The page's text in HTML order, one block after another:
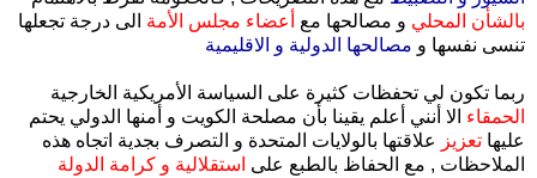
بالشأن المحلي و مصالحها مع أعضاء مجلس الأمة الى درجة تجعلها
تنسى نفسها و مصالحها الدولية و الاقليمية
ربما تكون لي تحفظات كثيرة على السياسة الأمريكية الخارجية
الحمقاء الا أنني أعلم يقينا بأن مصلحة الكويت و أمنها الدولي يحتم
عليها تعزيز علاقتها بالولايات المتحدة و التصرف بجدية اتجاه هذه
الملاحظات , مع الحفاظ بالطبع على استقلالية و كرامة الدولة